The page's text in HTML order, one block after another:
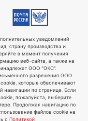
уведомлений
страну производства и
в момент получения
веб-сайта, а также на
ООО "ОКС".
разрешения ООО
которые обеспечивают
навигации по странице. Если
пожалуйста, выберите
Продолжая навигацию по
файлов cookie на
с Политикой